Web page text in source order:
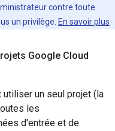
contre toute
un privilège. En savoir plus
Google Cloud
un seul projet (la
les
d'entrée et de